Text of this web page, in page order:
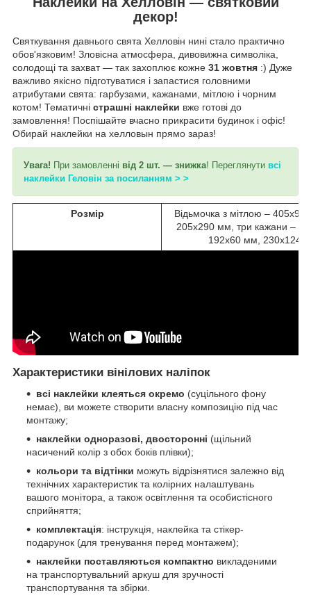
декор!
Святкування давнього свята Хелловін нині стало практично
обов'язковим! Зловісна атмосфера, дивовижна символіка,
солодощі та захват — так захоплює кожне 31 жовтня :) Дуже
важливо якісно підготуватися і запастися головними
атрибутами свята: гарбузами, кажанами, мітлою і чорним
котом! Тематичні страшні наклейки вже готові до
замовлення! Поспішайте вчасно прикрасити будинок і офіс!
Обирай наклейки на хелловын прямо зараз!
Увага! При замовленні від 2 шт. — знижка! Переглянути всі
наклейки Геловін за посиланням > >
Розмір
Відьмочка з мітлою –
205х290 мм, три кажани –
192х60 мм, 230х124
Характеристики вінілових наліпок
всі наклейки клеяться окремо (суцільного фону
немає), ви можете створити власну композицію під час
монтажу;
наклейки одноразові, двосторонні (щільний
насичений колір з обох боків плівки);
кольори та відтінки можуть відрізнятися залежно від
технічних характеристик та колірних налаштувань
вашого монітора, а також освітлення та особистісного
сприйняття;
комплектація: інструкція, наклейка та стікер-
подарунок (для тренування перед монтажем);
наклейки поставляються компактно викладеними
на транспортувальний аркуш для зручності
транспортування та збірки.